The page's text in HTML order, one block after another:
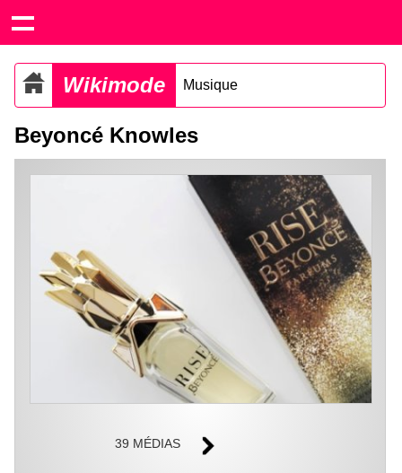
Wikimode Musique
Beyoncé Knowles
39 MÉDIAS